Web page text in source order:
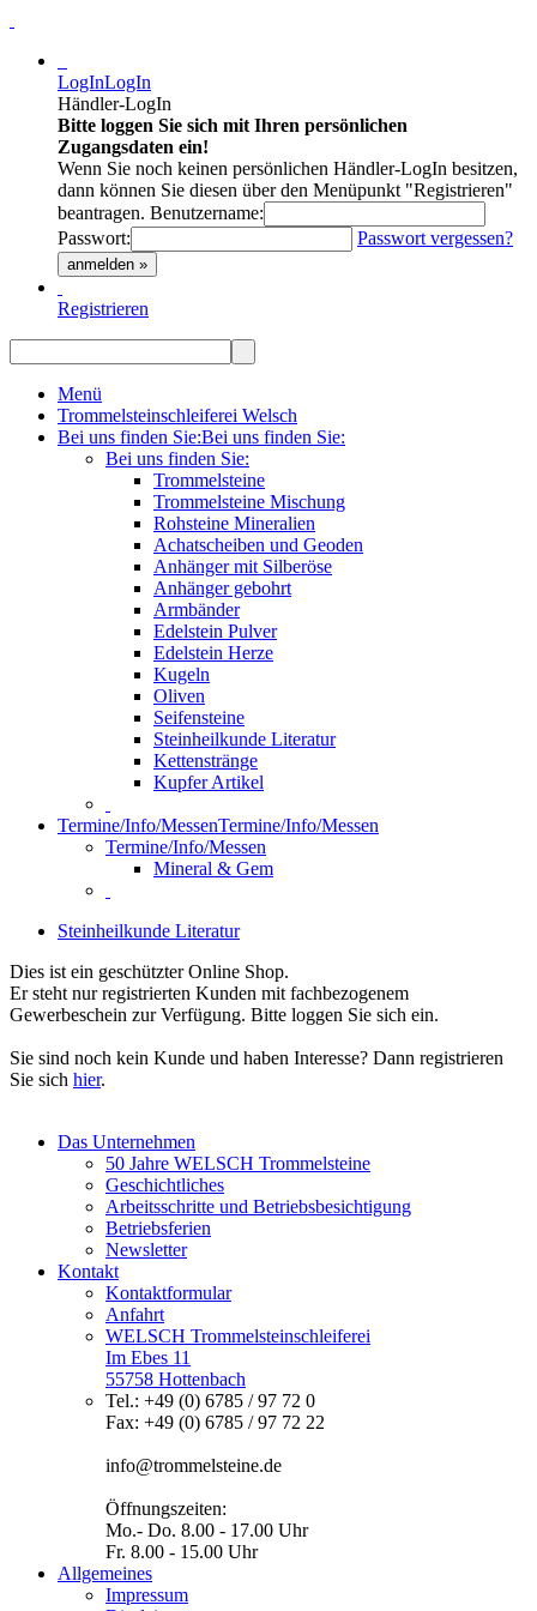
LogInLogIn
Händler-LogIn
Bitte loggen Sie sich mit Ihren persönlichen
Zugangsdaten ein!
Wenn Sie noch keinen persönlichen Händler-LogIn besitzen,
dann können Sie diesen über den Menüpunkt "Registrieren"
beantragen. Benutzername:
Passwort:
Passwort vergessen?
anmelden »
Registrieren
Menü
Trommelsteinschleiferei Welsch
Bei uns finden Sie:Bei uns finden Sie:
Bei uns finden Sie:
Trommelsteine
Trommelsteine Mischung
Rohsteine Mineralien
Achatscheiben und Geoden
Anhänger mit Silberöse
Anhänger gebohrt
Armbänder
Edelstein Pulver
Edelstein Herze
Kugeln
Oliven
Seifensteine
Steinheilkunde Literatur
Kettenstränge
Kupfer Artikel
Termine/Info/MessenTermine/Info/Messen
Termine/Info/Messen
Mineral & Gem
Steinheilkunde Literatur
Dies ist ein geschützter Online Shop.
Er steht nur registrierten Kunden mit fachbezogenem
Gewerbeschein zur Verfügung. Bitte loggen Sie sich ein.
Sie sind noch kein Kunde und haben Interesse? Dann registrieren
Sie sich hier.
Das Unternehmen
50 Jahre WELSCH Trommelsteine
Geschichtliches
Arbeitsschritte und Betriebsbesichtigung
Betriebsferien
Newsletter
Kontakt
Kontaktformular
Anfahrt
WELSCH Trommelsteinschleiferei
Im Ebes 11
55758 Hottenbach
Tel.: +49 (0) 6785 / 97 72 0
Fax: +49 (0) 6785 / 97 72 22
info@trommelsteine.de
Öffnungszeiten:
Mo.- Do. 8.00 - 17.00 Uhr
Fr. 8.00 - 15.00 Uhr
Allgemeines
Impressum